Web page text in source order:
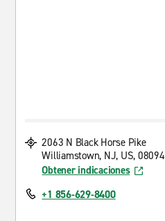
2063 N Black Horse Pike
Williamstown, NJ, US, 08094
Obtener indicaciones
+1 856-629-8400